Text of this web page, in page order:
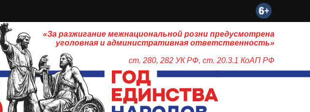
«За разжигание межнациональной розни предусмотрена
уголовная и административная ответственность»
ст. 280, 282 УК РФ, ст. 20.3.1 КоАП РФ